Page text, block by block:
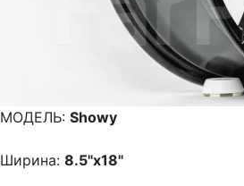
МОДЕЛЬ: Showy
Ширина: 8.5"x18"